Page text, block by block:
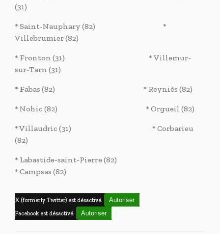
(31)
* Saint-Nauphary (82) *
Villebrumier (82)
* Fronton (31) * Villemur-
sur-Tarn (31)
* Fabas (82) * Reyniès (82)
* Nohic (82) * Orgueil (82)
* Villaudric (31) * Corbarieu
(82)
* Labastide-saint-Pierre (82)
* Campsas (82)
X (formerly Twitter) est désactivé. Autoriser
Facebook est désactivé. Autoriser